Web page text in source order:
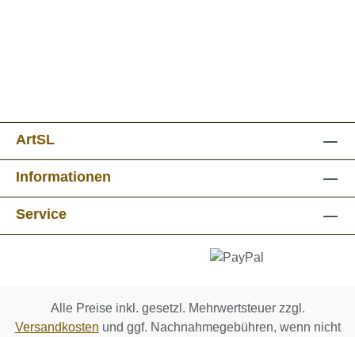
ArtSL
Informationen
Service
Alle Preise inkl. gesetzl. Mehrwertsteuer zzgl.
Versandkosten und ggf. Nachnahmegebühren, wenn nicht